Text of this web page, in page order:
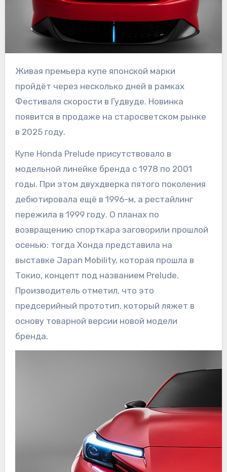
Живая премьера купе японской марки
пройдёт через несколько дней в рамках
Фестиваля скорости в Гудвуде. Новинка
появится в продаже на старосветском рынке
в 2025 году.
Купе Honda Prelude присутствовало в
модельной линейке бренда с 1978 по 2001
годы. При этом двухдверка пятого поколения
дебютировала ещё в 1996-м, а рестайлинг
пережила в 1999 году. О планах по
возвращению спорткара заговорили прошлой
осенью: тогда Хонда представила на
выставке Japan Mobility, которая прошла в
Токио, концепт под названием Prelude.
Производитель отметил, что это
предсерийный прототип, который ляжет в
основу товарной версии новой модели
бренда.